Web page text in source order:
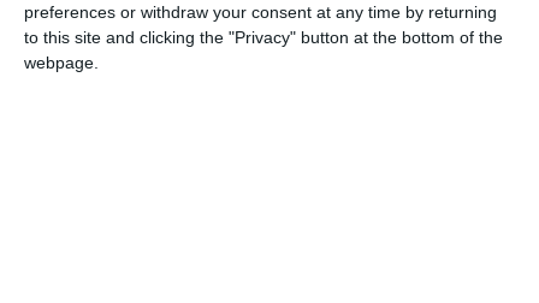
preferences or withdraw your consent at any time by returning
to this site and clicking the "Privacy" button at the bottom of the
webpage.
Regia și scenariul este semnat de Valentin Dobrescu,
scenografia îi aparține aceluiași Valentin Dobrescu, iar
muzica lui Radu Alin Macovei Moraru.